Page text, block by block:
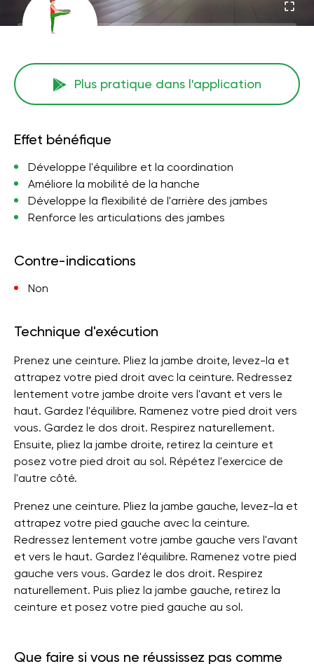
Plus pratique dans l'application
Effet bénéfique
Développe l'équilibre et la coordination
Améliore la mobilité de la hanche
Développe la flexibilité de l'arrière des jambes
Renforce les articulations des jambes
Contre-indications
Non
Technique d'exécution
Prenez une ceinture. Pliez la jambe droite, levez-la et
attrapez votre pied droit avec la ceinture. Redressez
lentement votre jambe droite vers l'avant et vers le
haut. Gardez l'équilibre. Ramenez votre pied droit vers
vous. Gardez le dos droit. Respirez naturellement.
Ensuite, pliez la jambe droite, retirez la ceinture et
posez votre pied droit au sol. Répétez l'exercice de
l'autre côté.
Prenez une ceinture. Pliez la jambe gauche, levez-la et
attrapez votre pied gauche avec la ceinture.
Redressez lentement votre jambe gauche vers l'avant
et vers le haut. Gardez l'équilibre. Ramenez votre pied
gauche vers vous. Gardez le dos droit. Respirez
naturellement. Puis pliez la jambe gauche, retirez la
ceinture et posez votre pied gauche au sol.
Que faire si vous ne réussissez pas comme